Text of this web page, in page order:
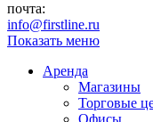
почта:
info@firstline.ru
Показать меню
Аренда
Магазины
Торговые
Офисы